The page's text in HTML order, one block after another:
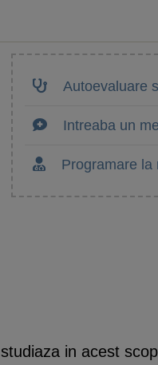
Autoevaluare
Intreaba un
Programare la
in acest